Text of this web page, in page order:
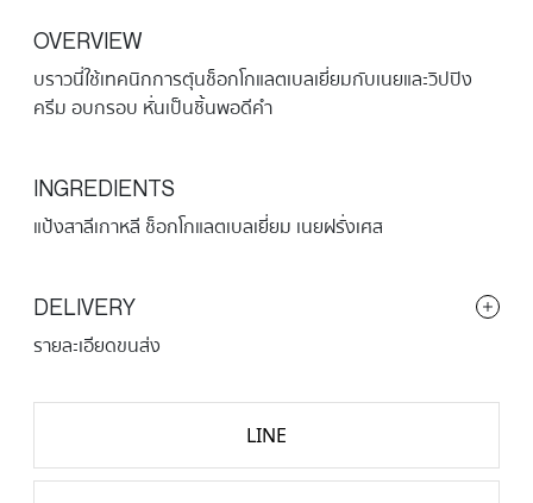
OVERVIEW
บราวนี่ใช้เทคนิกการตุ๋นช็อกโกแลตเบลเยี่ยมกับเนยและวิปปิง
ครีม อบกรอบ หั่นเป็นชิ้นพอดีคำ
INGREDIENTS
แป้งสาลีเกาหลี ช็อกโกแลตเบลเยี่ยม เนยฝรั่งเศส
DELIVERY
รายละเอียดขนส่ง
LINE